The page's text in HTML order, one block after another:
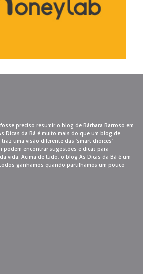
preciso resumir o blog de Bárbara Barroso em
Dicas da Bá é muito mais do que um blog de
uma visão diferente das ‘smart choices’
podem encontrar sugestões e dicas para
vida. Acima de tudo, o blog As Dicas da Bá é um
ganhamos quando partilhamos um pouco